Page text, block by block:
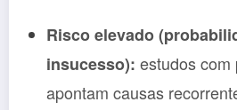
Risco elevado
insucesso): estudos com
apontam causas